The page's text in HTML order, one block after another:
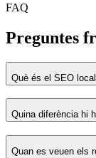
FAQ
Preguntes
Què és el SEO
Quina diferència hi
Quan es veuen els